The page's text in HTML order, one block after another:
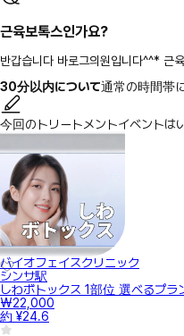
근육보톡스인가요?
반갑습니다 바로그의원입니다^^* 근
30分以内について通常の時間帯
今回のトリートメントイベントは
バイオフェイスクリニック
シンサ駅
しわボトックス 1部位 選べるプラ
₩22,000
約 ¥24.6